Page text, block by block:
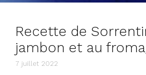
Recette de
jambon et au
7 juillet 2022